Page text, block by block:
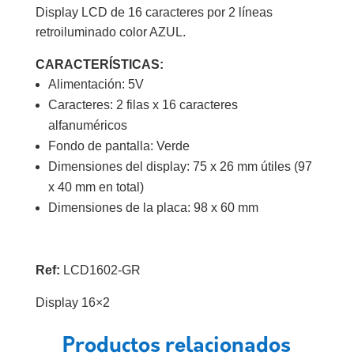
Display LCD de 16 caracteres por 2 líneas
retroiluminado color AZUL.
CARACTERÍSTICAS:
Alimentación: 5V
Caracteres: 2 filas x 16 caracteres
alfanuméricos
Fondo de pantalla: Verde
Dimensiones del display: 75 x 26 mm útiles (97
x 40 mm en total)
Dimensiones de la placa: 98 x 60 mm
Ref: LCD1602-GR
Display 16×2
Productos relacionados